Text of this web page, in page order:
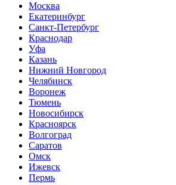
Москва
Екатеринбург
Санкт-Петербург
Краснодар
Уфа
Казань
Нижний Новгород
Челябинск
Воронеж
Тюмень
Новосибирск
Красноярск
Волгоград
Саратов
Омск
Ижевск
Пермь